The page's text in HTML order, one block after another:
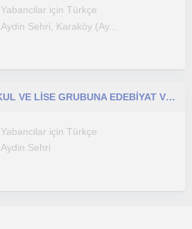
Yabancilar için Türkçe
Aydin Sehri, Karaköy (Ay...
LGS/TYT/AYT ORTAOKUL VE LİSE GRUBUNA EDEBİYAT VE TÜRKÇE ÖZEL DERS VERİLİR
Yabancilar için Türkçe
Aydin Sehri